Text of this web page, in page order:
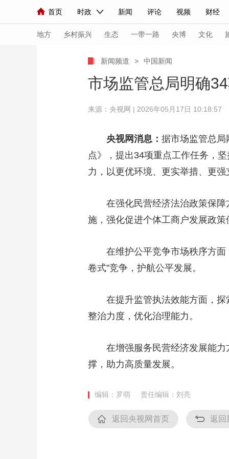
首页 时政 新闻 评论 视频 财经
人民领袖习近平 联播+ 中国领导人 央视快评 习
直播 栏目大全 节目单 听音 微视频
海外频道 iPanda English Монгол
地方 乡村振兴 生态 一带一路 央博 文化
联播+ 热解读 天天学习
小央视频 小央直播 直播中国 熊
前线 比划 快看 蓝海中国 新
竞猜 2026年世界杯 2026年
CCTV奥林匹克频道 生活体育大会
乡村振兴 生态环境 一带一路
大国展会 大国保险 云顶对话
新闻频道 > 中国新闻
市场监管总局明确
来源：央视网 | 2026年05月17日 10:18:57
央视网消息： 据市场监管总
点》，提出34项重点工作任务，
力，以更优环境、更实举措、更
在强化民营经济法治政策保障
施，强化促进个体工商户发展政
在维护公平竞争市场秩序方面
卷式”竞争，护航公平发展。
在提升监管执法效能方面，探
整治力度，优化治理能力。
在增强服务民营经济发展能力
撑，助力高质量发展。
编辑：罗萌 责任编辑：刘亮
返回央视网首页 返回